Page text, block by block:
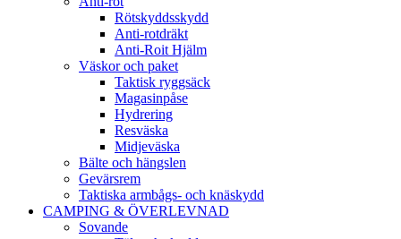
Rötskyddsskydd
Anti-rotdräkt
Anti-Roit Hjälm
Väskor och paket
Taktisk ryggsäck
Magasinpåse
Hydrering
Resväska
Midjeväska
Bälte och hängslen
Gevärsrem
Taktiska armbågs- och knäskydd
CAMPING & ÖVERLEVNAD
Sovande